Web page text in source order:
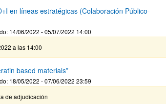
en líneas estratégicas (Colaboración Público-
14/06/2022 - 05/07/2022 14:00
a las 14:00
based materials”
18/05/2022 - 07/06/2022 23:59
de adjudicación